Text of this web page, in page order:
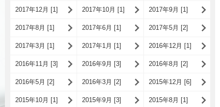
2017年12月 [1] 2017年10月 [1] 2017年9月 [1]
2017年8月 [1] 2017年6月 [1] 2017年5月 [2]
2017年3月 [1] 2017年1月 [1] 2016年12月 [1]
2016年11月 [3] 2016年9月 [3] 2016年8月 [2]
2016年5月 [2] 2016年3月 [2] 2015年12月 [6]
2015年10月 [1] 2015年9月 [3] 2015年8月 [1]